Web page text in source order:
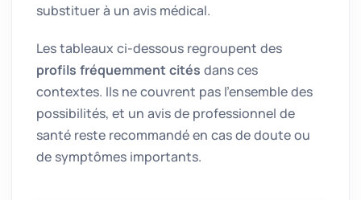
substituer à un avis médical.
Les tableaux ci-dessous regroupent des
profils fréquemment cités dans ces
contextes. Ils ne couvrent pas l’ensemble des
possibilités, et un avis de professionnel de
santé reste recommandé en cas de doute ou
de symptômes importants.